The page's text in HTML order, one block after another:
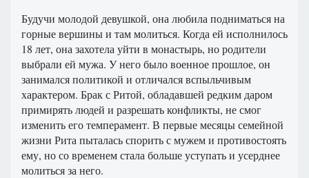
Будучи молодой девушкой, она любила подниматься на
горные вершины и там молиться. Когда ей исполнилось
18 лет, она захотела уйти в монастырь, но родители
выбрали ей мужа. У него было военное прошлое, он
занимался политикой и отличался вспыльчивым
характером. Брак с Ритой, обладавшей редким даром
примирять людей и разрешать конфликты, не смог
изменить его темперамент. В первые месяцы семейной
жизни Рита пыталась спорить с мужем и противостоять
ему, но со временем стала больше уступать и усерднее
молиться за него.